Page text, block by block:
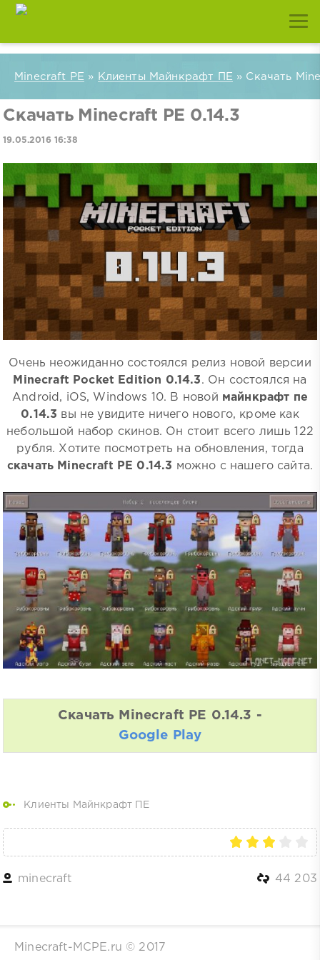
Minecraft PE » Клиенты Майнкрафт ПЕ » Скачать
Скачать Minecraft PE 0.14.3
19.05.2016 16:38
Очень неожиданно состоялся релиз новой версии
Minecraft Pocket Edition 0.14.3 . Он состоялся на
Android, iOS, Windows 10. В новой майнкрафт пе
0.14.3 вы не увидите ничего нового, кроме как
небольшой набор скинов. Он стоит всего лишь 122
рубля. Хотите посмотреть на обновления, тогда
скачать Minecraft PE 0.14.3 можно с нашего сайта.
Скачать Minecraft PE 0.14.3 -
Google Play
Клиенты Майнкрафт ПЕ
minecraft 44 203
Minecraft-MCPE.ru © 2017